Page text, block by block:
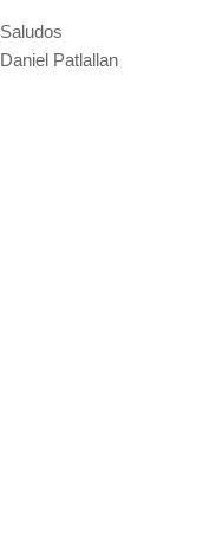
Saludos
Daniel Patlallan